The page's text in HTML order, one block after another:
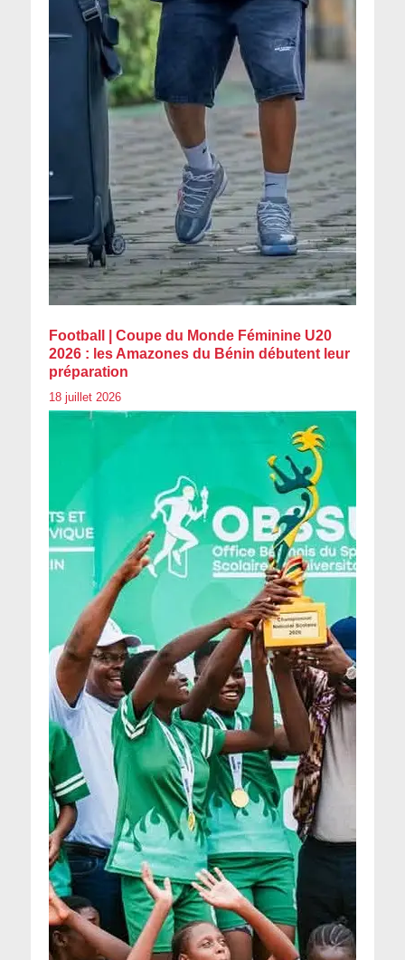
Football | Coupe du Monde Féminine U20
2026 : les Amazones du Bénin débutent leur
préparation
18 juillet 2026